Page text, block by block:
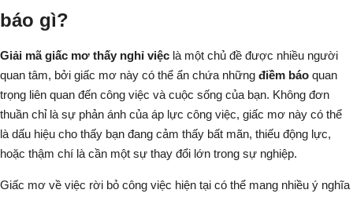
báo gì?
Giải mã giấc mơ thấy nghỉ việc là một chủ đề được nhiều người
quan tâm, bởi giấc mơ này có thể ẩn chứa những điềm báo quan
trọng liên quan đến công việc và cuộc sống của bạn. Không đơn
thuần chỉ là sự phản ánh của áp lực công việc, giấc mơ này có thể
là dấu hiệu cho thấy bạn đang cảm thấy bất mãn, thiếu động lực,
hoặc thậm chí là cần một sự thay đổi lớn trong sự nghiệp.
Giấc mơ về việc rời bỏ công việc hiện tại có thể mang nhiều ý nghĩa